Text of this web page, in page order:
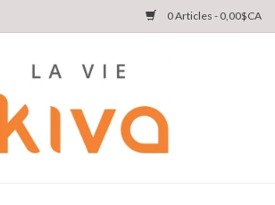
0 Articles - 0,00$CA